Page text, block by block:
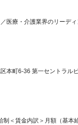
医療・介護業界のリーデ
本町6-36 第一セントラル
制＜賃金内訳＞月額（基本